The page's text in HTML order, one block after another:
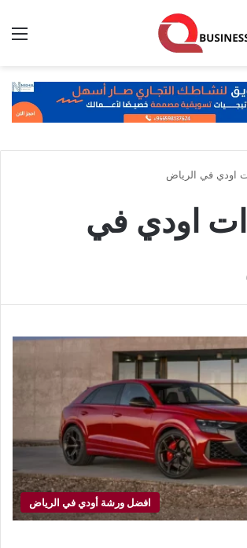
اودي في الرياض
اودي في
افضل ورشة أودي في الرياض